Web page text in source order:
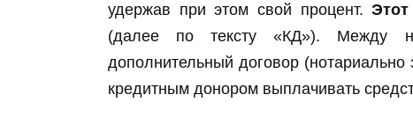
удержав при этом свой процент.
(далее по тексту «КД»). Между
дополнительный договор
кредитным донором выплачивать